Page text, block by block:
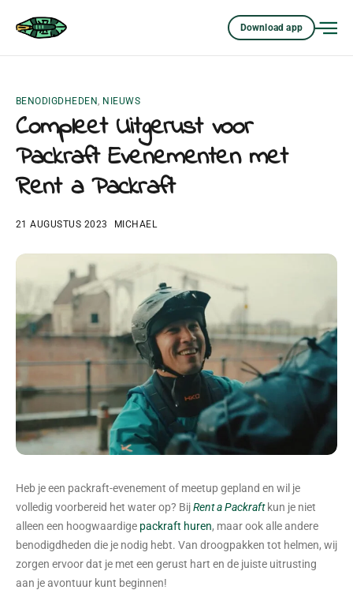
Download app
BENODIGDHEDEN, NIEUWS
Compleet Uitgerust voor
Packraft Evenementen met
Rent a Packraft
21 AUGUSTUS 2023 MICHAEL
Heb je een packraft-evenement of meetup gepland en wil je
volledig voorbereid het water op? BijRent a Packraftkun je niet
alleen een hoogwaardige packraft huren, maar ook alle andere
benodigdheden die je nodig hebt. Van droogpakken tot helmen, wij
zorgen ervoor dat je met een gerust hart en de juiste uitrusting
aan je avontuur kunt beginnen!